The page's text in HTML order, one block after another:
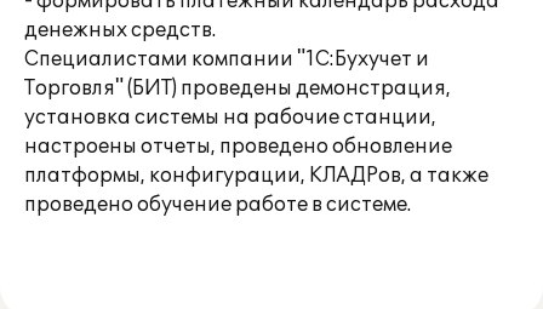
денежных средств.
Специалистами компании "1С:Бухучет и
Торговля" (БИТ) проведены демонстрация,
установка системы на рабочие станции,
настроены отчеты, проведено обновление
платформы, конфигурации, КЛАДРов, а также
проведено обучение работе в системе.